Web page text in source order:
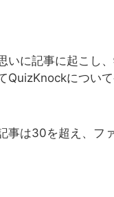
に記事に起こし
QuizKnockについ
事は30を超え、フ